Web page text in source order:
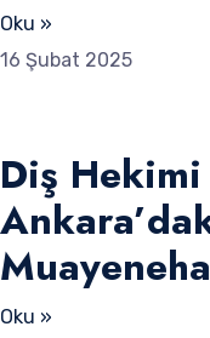
Oku »
16 Şubat 2025
Diş Hekimi
Oku »